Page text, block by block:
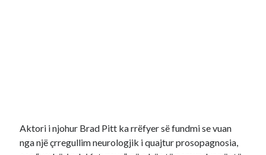
Aktori i njohur Brad Pitt ka rrëfyer së fundmi se vuan
nga një çrregullim neurologjik i quajtur prosopagnosia,